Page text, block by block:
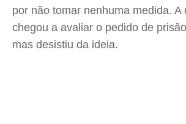
por não tomar nenhuma medida. A
chegou a avaliar o pedido de
mas desistiu da ideia.